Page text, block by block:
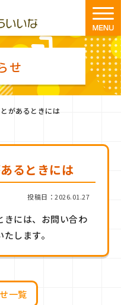
せ
があるときには
るときには
投稿日：2026.01.27
きには、お問い合わ
します。
一覧